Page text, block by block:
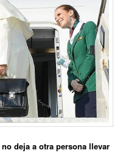
deja a otra persona llevar